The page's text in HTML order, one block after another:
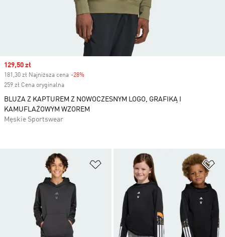
Dodaj do listy życzeń
Sale price
129,50 zł
181,30 zł Najniższa cena -28%
259 zł Cena oryginalna
BLUZA Z KAPTUREM Z NOWOCZESNYM LOGO, GRAFIKĄ I
KAMUFLAŻOWYM WZOREM
Męskie Sportswear